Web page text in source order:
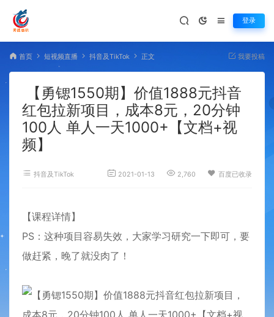
登录
首页 短视频直播 抖音及TikTok 正文 我要投稿
【勇锶1550期】价值1888元抖音
红包拉新项目，成本8元，20分钟
100人 单人一天1000+【文档+视
频】
抖音及TikTok 2021-01-13 2,760 百度已收录
【课程详情】
PS：这种项目容易失效，大家学习研究一下即可，要
做赶紧，晚了就没肉了！